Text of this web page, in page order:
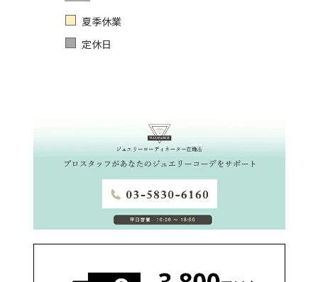
夏季休業
定休日